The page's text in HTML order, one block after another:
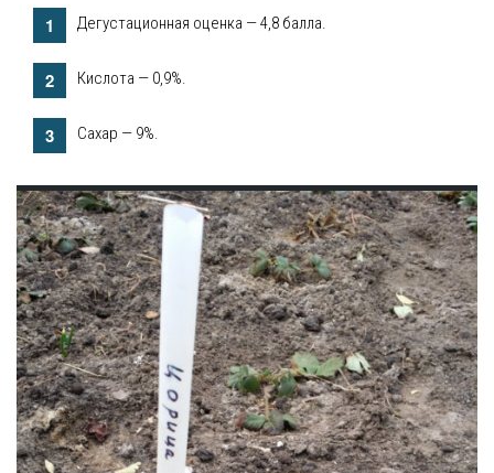
Дегустационная оценка — 4,8 балла.
Кислота — 0,9%.
Сахар — 9%.